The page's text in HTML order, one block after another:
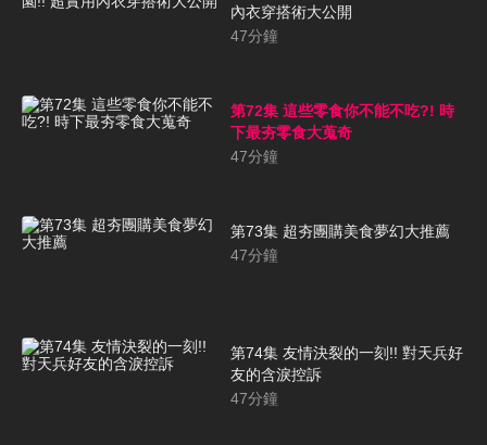
內衣穿搭術大公開
47分鐘
第72集 這些零食你不能不吃?! 時
下最夯零食大蒐奇
47分鐘
第73集 超夯團購美食夢幻大推薦
47分鐘
第74集 友情決裂的一刻!! 對天兵好
友的含淚控訴
47分鐘